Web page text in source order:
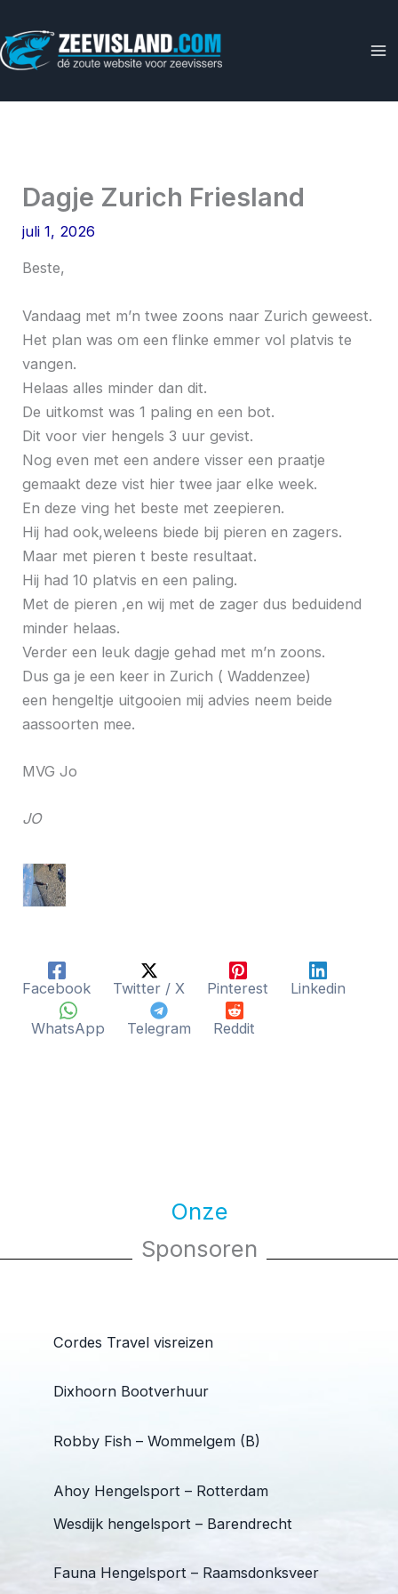
naar
de
Dagje Zurich Friesland
juli 1, 2026
Beste,
Vandaag met m’n twee zoons naar Zurich geweest.
Het plan was om een flinke emmer vol platvis te
vangen.
Helaas alles minder dan dit.
De uitkomst was 1 paling en een bot.
Dit voor vier hengels 3 uur gevist.
Nog even met een andere visser een praatje
gemaakt deze vist hier twee jaar elke week.
En deze ving het beste met zeepieren.
Hij had ook,weleens biede bij pieren en zagers.
Maar met pieren t beste resultaat.
Hij had 10 platvis en een paling.
Met de pieren ,en wij met de zager dus beduidend
minder helaas.
Verder een leuk dagje gehad met m’n zoons.
Dus ga je een keer in Zurich ( Waddenzee)
een hengeltje uitgooien mij advies neem beide
aassoorten mee.
MVG Jo
JO
Facebook Twitter / X Pinterest Linkedin
WhatsApp Telegram Reddit
Onze
Sponsoren
Cordes Travel visreizen
Dixhoorn Bootverhuur
Robby Fish – Wommelgem (B)
Ahoy Hengelsport – Rotterdam
Wesdijk hengelsport – Barendrecht
Fauna Hengelsport – Raamsdonksveer